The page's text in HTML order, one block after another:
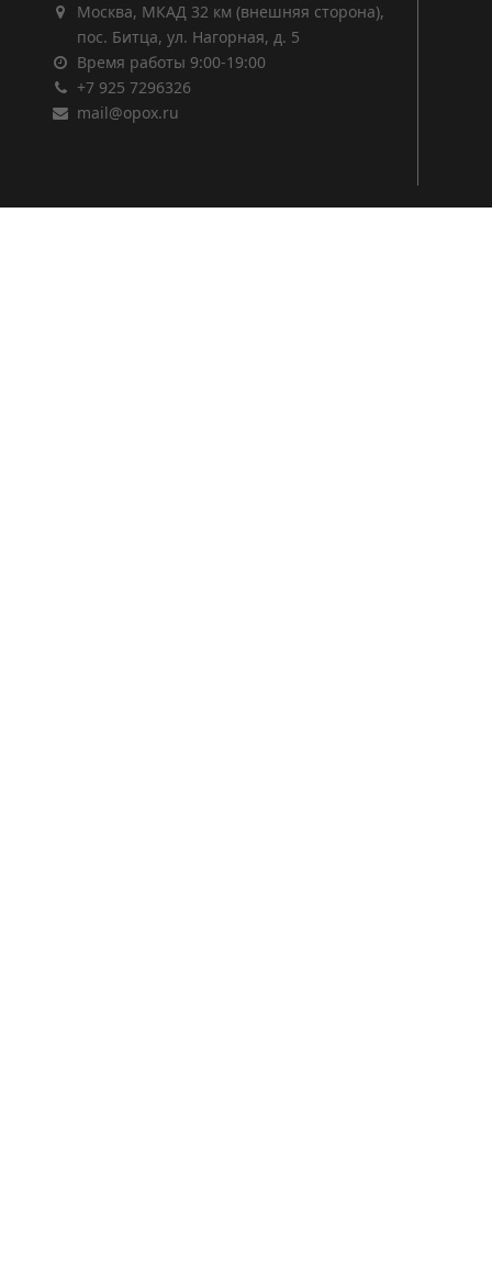
Москва, МКАД 32 км (внешняя сторона),
пос. Битца, ул. Нагорная, д. 5
Время работы 9:00-19:00
+7 925 7296326
mail@opox.ru